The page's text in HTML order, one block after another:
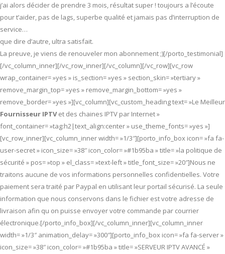
j’ai alors décider de prendre 3 mois, résultat super ! toujours a l’écoute
pour t’aider, pas de lags, superbe qualité et jamais pas d’interruption de
service…
que dire d’autre, ultra satisfait.
La preuve, je viens de renouveler mon abonnement ;)[/porto_testimonial]
[/vc_column_inner][/vc_row_inner][/vc_column][/vc_row][vc_row
wrap_container= »yes » is_section= »yes » section_skin= »tertiary »
remove_margin_top= »yes » remove_margin_bottom= »yes »
remove_border= »yes »][vc_column][vc_custom_heading text= »Le Meilleur
Fournisseur IPTVet des chaines IPTV par Internet »
font_container= »tag:h2|text_align:center » use_theme_fonts= »yes »]
[vc_row_inner][vc_column_inner width= »1/3″][porto_info_box icon= »fa fa-
user-secret » icon_size= »38″ icon_color= »#1b95ba » title= »la politique de
sécurité » pos= »top » el_class= »text-left » title_font_size= »20″]Nous ne
traitons aucune de vos informations personnelles confidentielles. Votre
paiement sera traité par Paypal en utilisant leur portail sécurisé. La seule
information que nous conservons dans le fichier est votre adresse de
livraison afin qu on puisse envoyer votre commande par courrier
électronique.[/porto_info_box][/vc_column_inner][vc_column_inner
width= »1/3″ animation_delay= »300″][porto_info_box icon= »fa fa-server »
icon_size= »38″ icon_color= »#1b95ba » title= »SERVEUR IPTV AVANCÉ »